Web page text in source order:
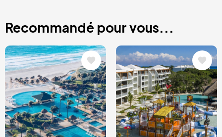
Recommandé pour vous...
Image Image